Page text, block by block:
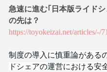
急速に進む｢日本版ライド
の先は？
https://toyokeizai.net/articles/-/
制度の導入に慎重論がある
ドシェアの運営における安